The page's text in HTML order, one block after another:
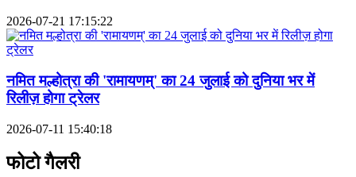
2026-07-21 17:15:22
नमित मल्होत्रा की 'रामायणम्' का 24 जुलाई को दुनिया भर में
रिलीज़ होगा ट्रेलर
2026-07-11 15:40:18
फोटो गैलरी